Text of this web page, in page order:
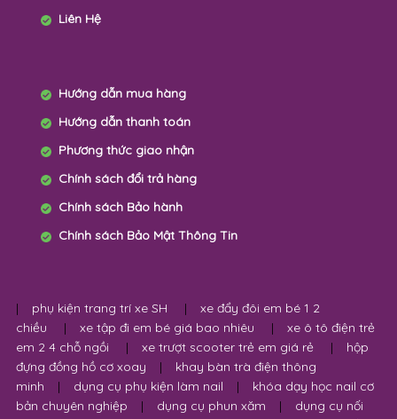
Liên Hệ
Hướng dẫn mua hàng
Hướng dẫn thanh toán
Phương thức giao nhận
Chính sách đổi trả hàng
Chính sách Bảo hành
Chính sách Bảo Mật Thông Tin
| phụ kiện trang trí xe SH |
xe đẩy đôi em bé 1 2
chiều
| xe tập đi em bé giá bao nhiêu |
xe ô tô điện trẻ
em 2 4 chỗ ngồi
| xe trượt scooter trẻ em giá rẻ |
hộp
đựng đồng hồ cơ xoay
|
khay bàn trà điện thông
minh
| dụng cụ phụ kiện làm nail |
khóa dạy học nail cơ
bản chuyên nghiệp
| dụng cụ phun xăm |
dụng cụ nối